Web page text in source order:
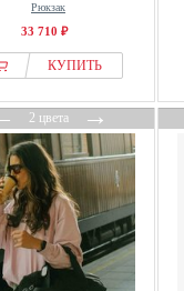
Рюкзак
33 710 ₽
КУПИТЬ
2 цвета→